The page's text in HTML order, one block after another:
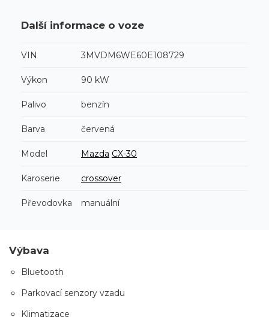
Další informace o voze
VIN 3MVDM6WE60E108729
Výkon 90 kW
Palivo benzín
Barva červená
Model Mazda CX-30
Karoserie crossover
Převodovka manuální
Výbava
Bluetooth
Parkovací senzory vzadu
Klimatizace